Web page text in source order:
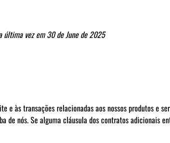
última vez em 30 de June de 2025
e às transações relacionadas aos nossos produtos e
de nós. Se alguma cláusula dos contratos